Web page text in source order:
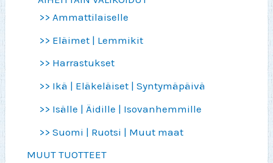
>> Ammattilaiselle
>> Eläimet | Lemmikit
>> Harrastukset
>> Ikä | Eläkeläiset | Syntymäpäivä
>> Isälle | Äidille | Isovanhemmille
>> Suomi | Ruotsi | Muut maat
MUUT TUOTTEET